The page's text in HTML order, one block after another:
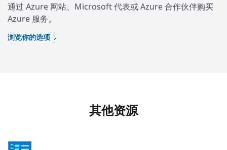
通过 Azure 网站、Microsoft 代表或 Azure 合作伙伴购买
Azure 服务。
浏览你的选项
其他资源